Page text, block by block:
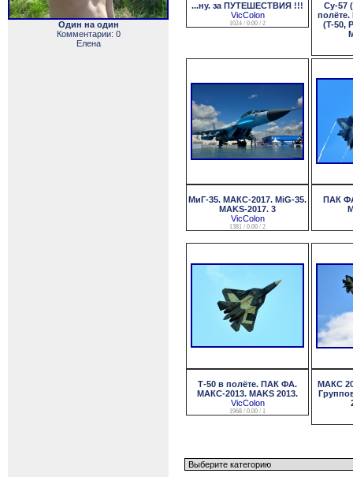
Один на один
Комментарии: 0
Елена
...ну. за ПУТЕШЕСТВИЯ !!!
VicColon
1024 / 0.00 / 2
Су-57
полёте.
(T-50,
МиГ-35. МАКС-2017. MiG-35.
MAKS-2017. 3
VicColon
1381 / 0.00 / 2
ПАК
Т-50 в полёте. ПАК ФА.
МАКС-2013. MAKS 2013.
VicColon
1968 / 0.00 / 1
МАКС